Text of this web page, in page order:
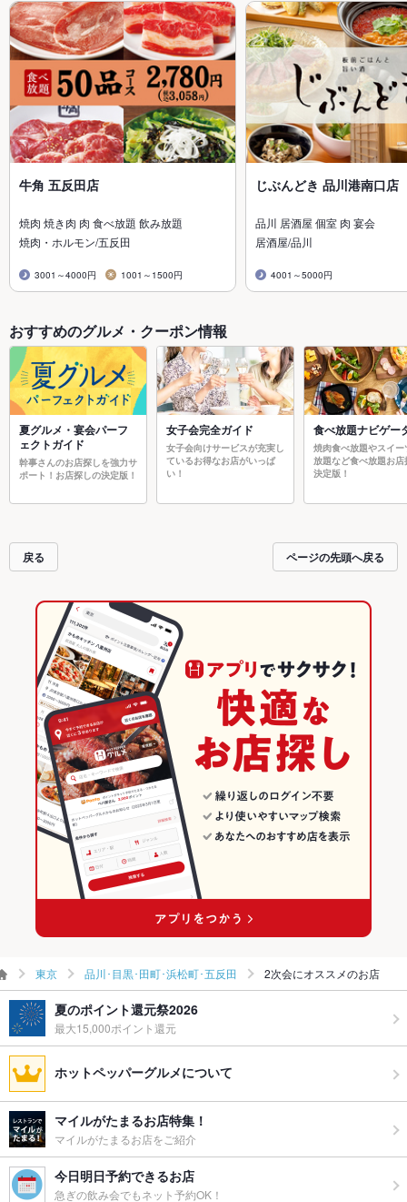
牛角 五反田店
焼肉 焼き肉 肉 食べ放題 飲み放題
焼肉・ホルモン/五反田
3001～4000円 1001～1500円
じぶんどき 品川港南口店
品川 居酒屋 個室 肉 宴会
居酒屋/品川
4001～5000円
おすすめのグルメ・クーポン情報
夏グルメ・宴会パーフ
ェクトガイド
幹事さんのお店探しを強力サ
ポート！お店探しの決定版！
女子会完全ガイド
女子会向けサービスが充実し
ているお得なお店がいっぱ
い！
食べ放題ナビゲー
焼肉食べ放題やスイー
放題など食べ放題お店
決定版！
戻る ページの先頭へ戻る
東京 品川･目黒･田町･浜松町･五反田 2次会にオススメのお店
夏のポイント還元祭2026
最大15,000ポイント還元
ホットペッパーグルメについて
マイルがたまるお店特集！
マイルがたまるお店をご紹介
今日明日予約できるお店
急ぎの飲み会でもネット予約OK！